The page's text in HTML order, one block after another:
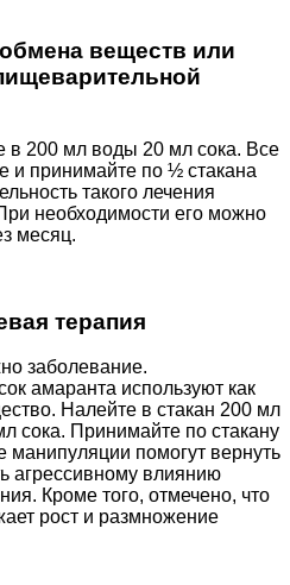
веществ или
в 200 мл воды 20 мл сока. Все
и принимайте по ½ стакана
такого лечения
необходимости его можно
месяц.
терапия
заболевание.
амаранта используют как
Налейте в стакан 200 мл
сока. Принимайте по стакану
манипуляции помогут вернуть
агрессивному влиянию
Кроме того, отмечено, что
рост и размножение